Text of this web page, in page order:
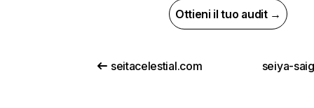
Ottieni il tuo audit →
seitacelestial.com seiya-